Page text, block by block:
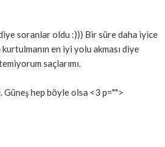
soranlar oldu :))) Bir süre daha iyice
en iyi yolu akması diye
saçlarımı.
hep böyle olsa <3 p="">